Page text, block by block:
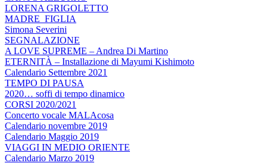
LORENA GRIGOLETTO
MADRE_FIGLIA
Simona Severini
SEGNALAZIONE
A LOVE SUPREME – Andrea Di Martino
ETERNITÀ – Installazione di Mayumi Kishimoto
Calendario Settembre 2021
TEMPO DI PAUSA
2020… soffi di tempo dinamico
CORSI 2020/2021
Concerto vocale MALAcosa
Calendario novembre 2019
Calendario Maggio 2019
VIAGGI IN MEDIO ORIENTE
Calendario Marzo 2019